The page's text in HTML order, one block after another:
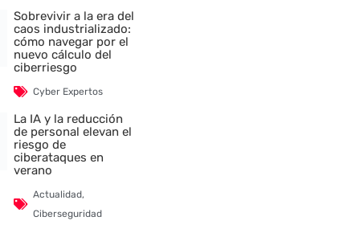
Sobrevivir a la era del
caos industrializado:
cómo navegar por el
nuevo cálculo del
ciberriesgo
Cyber Expertos
La IA y la reducción
de personal elevan el
riesgo de
ciberataques en
verano
Actualidad,
Ciberseguridad